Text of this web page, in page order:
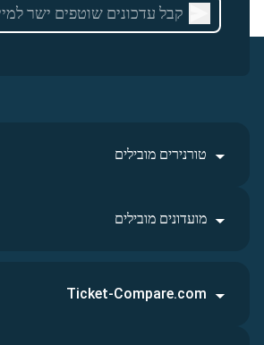
טורנירים מובילים
מועדונים מובילים
Ticket-Compare.com